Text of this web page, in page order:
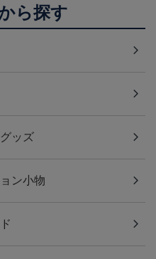
ら探す
ッズ
ン小物